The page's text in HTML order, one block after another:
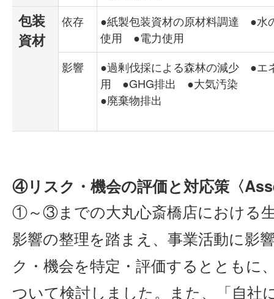
包装
資材
依存
●紙製包装資材の原材料調達 ●
使用 ●電力使用
影響
●過剰伐採による森林の減少 ●エ
用 ●GHG排出 ●大気汚染
●廃棄物排出
④リスク・機会の評価と対応策〈
①～③までの大丸心斎橋店における
影響の整理を踏まえ、事業活動に影
ク・機会を特定・評価するとともに
ついて検討しました。また、「自社